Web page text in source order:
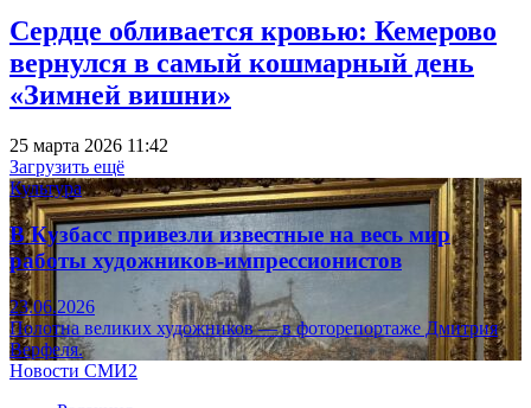
Сердце обливается кровью: Кемерово
вернулся в самый кошмарный день
«Зимней вишни»
25 марта 2026 11:42
Загрузить ещё
Культура
В Кузбасс привезли известные на весь мир
работы художников-импрессионистов
23.06.2026
Полотна великих художников — в фоторепортаже Дмитрия
Верфеля.
Новости СМИ2